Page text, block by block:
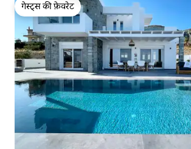
गेस्ट्स की फ़ेवरेट
गेस्ट्स की फ़ेवरेट